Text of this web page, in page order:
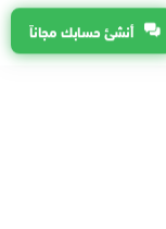
أنشئ حسابك مجاناً